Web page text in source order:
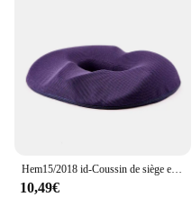
10,49€